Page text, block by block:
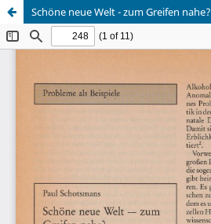
Schöne neue Welt - zum Greifen nahe?